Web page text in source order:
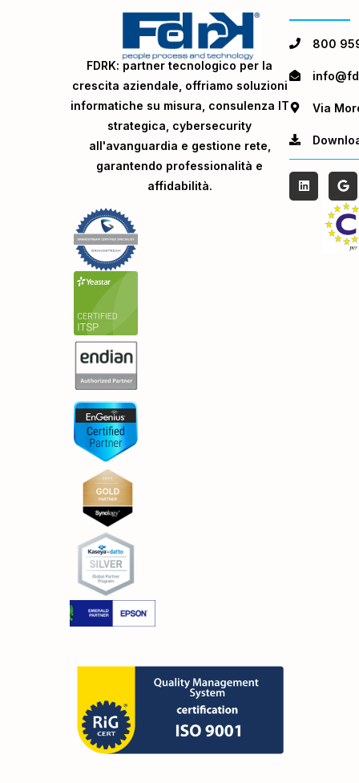
FDRK: partner tecnologico per la
crescita aziendale, offriamo soluzioni
informatiche su misura, consulenza IT
strategica, cybersecurity
all'avanguardia e gestione rete,
garantendo professionalità e
affidabilità.
800
Via